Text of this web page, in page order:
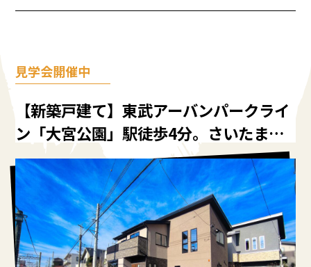
見学会開催中
【新築戸建て】東武アーバンパークライ
ン「大宮公園」駅徒歩4分。さいたま市
有数の邸宅街「大宮盆栽町」に建つ悠久
の邸宅。大宮公園や氷川神社、盆栽美術
館で休日を有意義に過ごす。